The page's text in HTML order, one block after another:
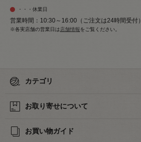
・・・休業日
営業時間：10:30～16:00（ご注文は24時間受付）
※各実店舗の営業日は 店舗情報をご覧ください。
カテゴリ
お取り寄せについて
お買い物ガイド